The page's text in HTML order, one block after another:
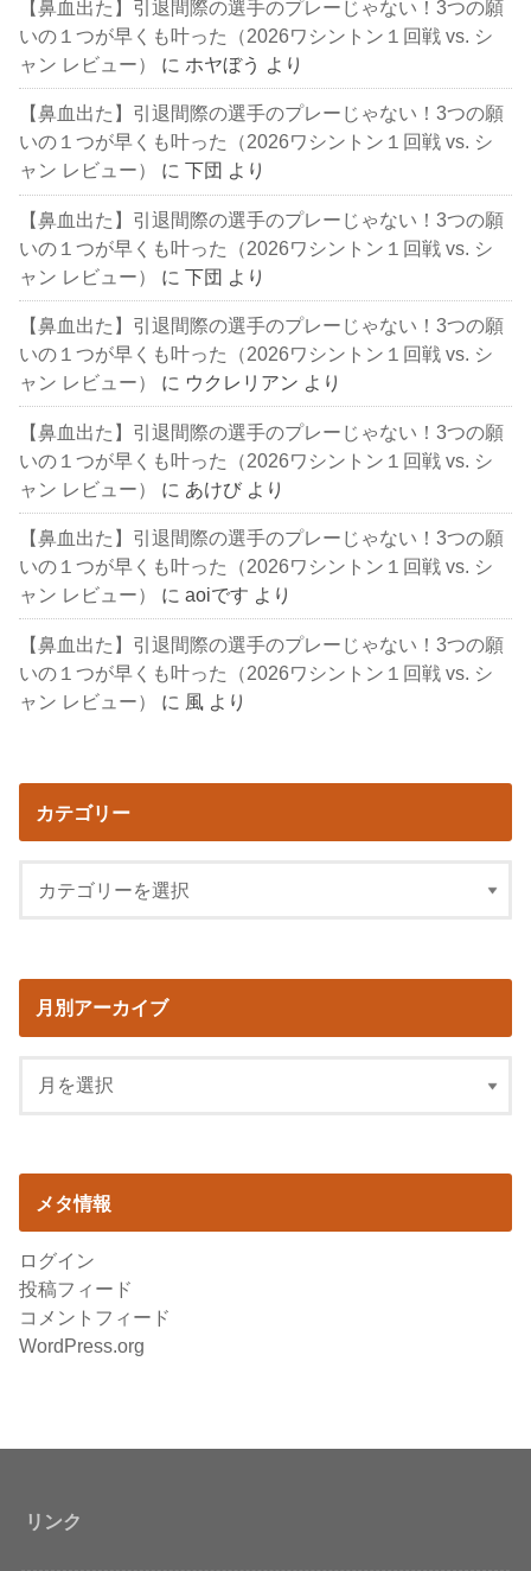
【鼻血出た】引退間際の選手のプレーじゃない！3つの願
いの１つが早くも叶った（2026ワシントン１回戦 vs. シ
ャン レビュー）
に ホヤぼう より
【鼻血出た】引退間際の選手のプレーじゃない！3つの願
いの１つが早くも叶った（2026ワシントン１回戦 vs. シ
ャン レビュー）
に下団 より
【鼻血出た】引退間際の選手のプレーじゃない！3つの願
いの１つが早くも叶った（2026ワシントン１回戦 vs. シ
ャン レビュー）
に下団 より
【鼻血出た】引退間際の選手のプレーじゃない！3つの願
いの１つが早くも叶った（2026ワシントン１回戦 vs. シ
ャン レビュー）
に ウクレリアン より
【鼻血出た】引退間際の選手のプレーじゃない！3つの願
いの１つが早くも叶った（2026ワシントン１回戦 vs. シ
ャン レビュー）
に あけび より
【鼻血出た】引退間際の選手のプレーじゃない！3つの願
いの１つが早くも叶った（2026ワシントン１回戦 vs. シ
ャン レビュー）
にaoiです より
【鼻血出た】引退間際の選手のプレーじゃない！3つの願
いの１つが早くも叶った（2026ワシントン１回戦 vs. シ
ャン レビュー）
に 風 より
カテゴリー
月別アーカイブ
メタ情報
ログイン
投稿フィード
コメントフィード
WordPress.org
リンク